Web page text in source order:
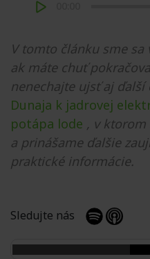
V tomto článku sme
ak máte chuť
nenechajte ujsť aj ďalší
Dunaja k jadrovej
potápa lode , v
a prinášame ďalšie
praktické informácie.
Sledujte nás